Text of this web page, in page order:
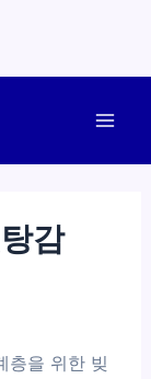
감
층을 위한 빚